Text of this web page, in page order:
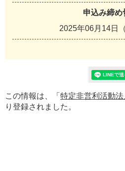
申込み締め
2025年06月14日
この情報は、「 特定非営利活動
り登録されました。